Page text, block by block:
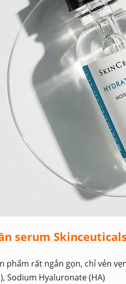
serum
phẩm rất ngắn gọn, chỉ vẻn
Sodium Hyaluronate (HA)